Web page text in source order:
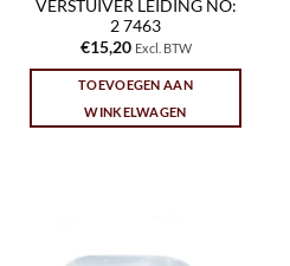
VERSTUIVER LEIDING NO:
2 7463
€15,20 Excl. BTW
TOEVOEGEN AAN
WINKELWAGEN